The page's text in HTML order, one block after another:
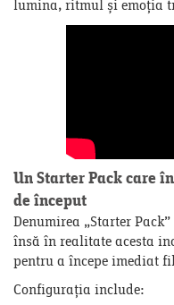
lumina, ritmul și emoția
Un Starter Pack care
de început
Denumirea „Starter
însă în realitate acesta
pentru a începe imediat
Configurația include: